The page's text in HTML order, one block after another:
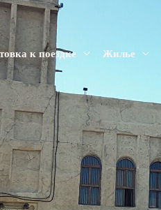
к поездке Жилье